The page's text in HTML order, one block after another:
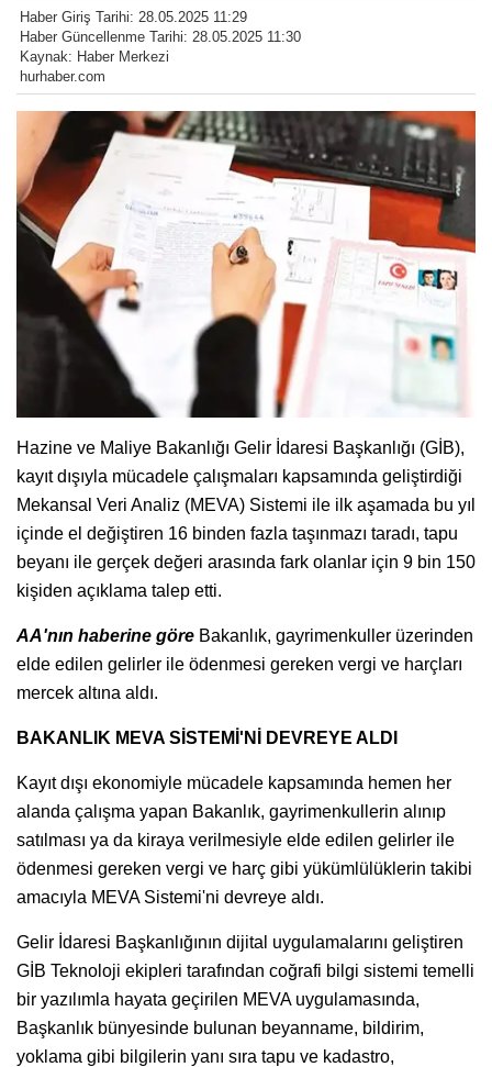
Haber Giriş Tarihi: 28.05.2025 11:29
Haber Güncellenme Tarihi: 28.05.2025 11:30
Kaynak: Haber Merkezi
hurhaber.com
Hazine ve Maliye Bakanlığı Gelir İdaresi Başkanlığı (GİB),
kayıt dışıyla mücadele çalışmaları kapsamında geliştirdiği
Mekansal Veri Analiz (MEVA) Sistemi ile ilk aşamada bu yıl
içinde el değiştiren 16 binden fazla taşınmazı taradı, tapu
beyanı ile gerçek değeri arasında fark olanlar için 9 bin 150
kişiden açıklama talep etti.
AA'nın haberine göre Bakanlık, gayrimenkuller üzerinden
elde edilen gelirler ile ödenmesi gereken vergi ve harçları
mercek altına aldı.
BAKANLIK MEVA SİSTEMİ'Nİ DEVREYE ALDI
Kayıt dışı ekonomiyle mücadele kapsamında hemen her
alanda çalışma yapan Bakanlık, gayrimenkullerin alınıp
satılması ya da kiraya verilmesiyle elde edilen gelirler ile
ödenmesi gereken vergi ve harç gibi yükümlülüklerin takibi
amacıyla MEVA Sistemi'ni devreye aldı.
Gelir İdaresi Başkanlığının dijital uygulamalarını geliştiren
GİB Teknoloji ekipleri tarafından coğrafi bilgi sistemi temelli
bir yazılımla hayata geçirilen MEVA uygulamasında,
Başkanlık bünyesinde bulunan beyanname, bildirim,
yoklama gibi bilgilerin yanı sıra tapu ve kadastro,